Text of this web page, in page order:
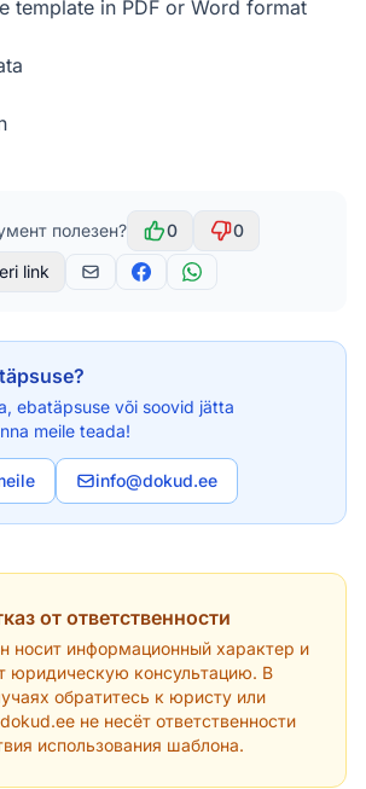
template in PDF or Word format
полезен? 0 0
link
ebatäpsuse või soovid jätta
meile teada!
info@dokud.ee
от ответственности
носит информационный характер и
юридическую консультацию. В
обратитесь к юристу или
не несёт ответственности
использования шаблона.